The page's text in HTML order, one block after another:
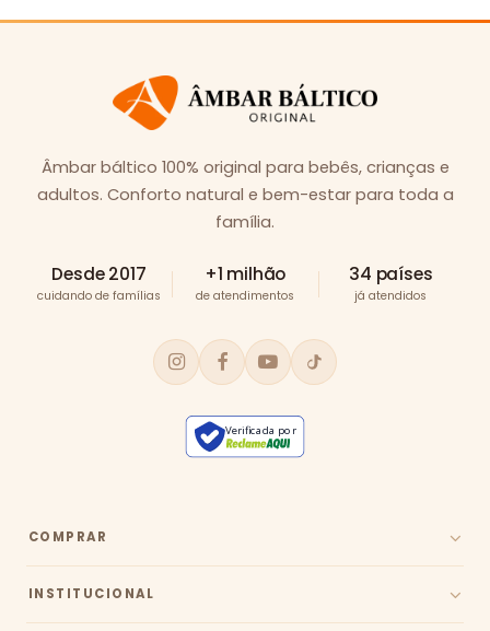
Âmbar báltico 100% original para bebês, crianças e
adultos. Conforto natural e bem-estar para toda a
família.
Desde 2017
cuidando de famílias
+1 milhão
de atendimentos
34 países
já atendidos
Verificada por
COMPRAR
INSTITUCIONAL